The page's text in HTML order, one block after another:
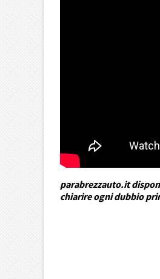
parabrezzauto.it
chiarire ogni dubbio